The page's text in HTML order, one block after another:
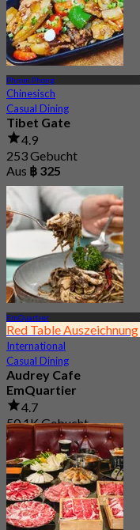
Phrom Phong
Chinesisch
Casual Dining
Tibet Gate
4.9
253 Gebucht
Aus ฿ 325
EmQuartier
Red Table Auszeichnung
International
Casual Dining
Audrey Cafe
EmQuartier
4.7
50.1K Gebucht
Aus฿ 149.5